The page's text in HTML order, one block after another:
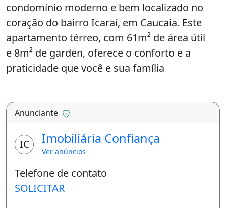
condomínio moderno e bem localizado no
coração do bairro Icaraí, em Caucaia. Este
apartamento térreo, com 61m² de área útil
e 8m² de garden, oferece o conforto e a
praticidade que você e sua família
erísticas do
Imóvel:&lt;/b&gt;&lt;br&gt;&bull;Sala de
iluminada&lt;br&gt;&bull;Varanda aconchega
nte&lt;br&gt;&bull;02 Quartos, sendo 01
suíte&lt;br&gt;&bull;WC
Social completo&lt;br&gt;&bull;Cozinha com
boa ventilação&lt;br&gt;&bull;Área de
Anunciante
IC Imobiliária Confiança
Ver anúncios
Telefone de contato
SOLICITAR